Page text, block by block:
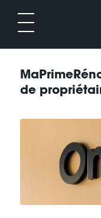
de